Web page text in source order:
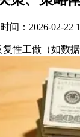
间：2026-02-22
工做（如数据